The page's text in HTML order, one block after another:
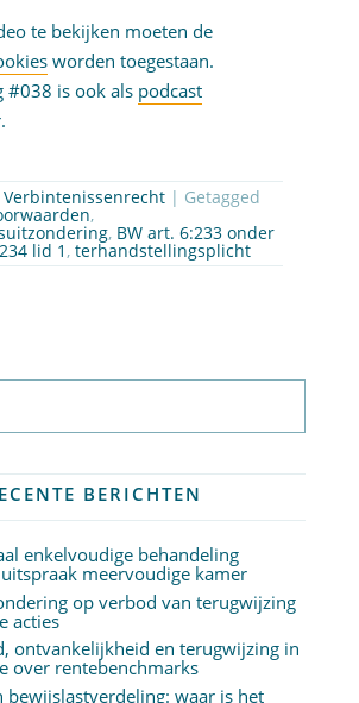
te bekijken moeten de
worden toegestaan.
#038 is ook als podcast
Verbintenissenrecht | Getagged
,
, BW art. 6:233 onder
lid 1 , terhandstellingsplicht
BERICHTEN
enkelvoudige behandeling
meervoudige kamer
op verbod van terugwijzing
acties
ontvankelijkheid en terugwijzing in
over rentebenchmarks
bewijslastverdeling: waar is het